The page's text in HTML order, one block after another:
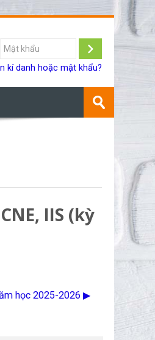
Đăng
kí danh hoặc mật khẩu?
Gửi
IIS (kỳ
học 2025-2026 ▶︎